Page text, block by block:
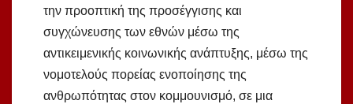
την προοπτική της προσέγγισης και
συγχώνευσης των εθνών μέσω της
αντικειμενικής κοινωνικής ανάπτυξης, μέσω της
νομοτελούς πορείας ενοποίησης της
ανθρωπότητας στον κομμουνισμό, σε μια